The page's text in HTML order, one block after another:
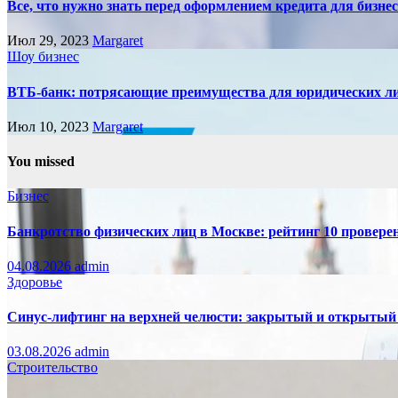
Все, что нужно знать перед оформлением кредита для
Июл 29, 2023 Margaret
Шоу бизнес
ВТБ-банк: потрясающие преимущества для юридических
Июл 10, 2023 Margaret
You missed
Бизнес
Банкротство физических лиц в Москве: рейтинг 10
04.08.2026 admin
Здоровье
Синус-лифтинг на верхней челюсти: закрытый и
03.08.2026 admin
Строительство